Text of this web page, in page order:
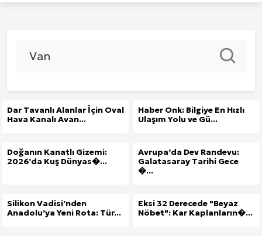
Dar Tavanlı Alanlar İçin Oval
Hava Kanalı Avan...
Haber Onk: Bilgiye En Hızlı
Ulaşım Yolu ve Gü...
Doğanın Kanatlı Gizemi:
2026’da Kuş Dünyas�...
Avrupa’da Dev Randevu:
Galatasaray Tarihi Gece
�...
Silikon Vadisi’nden
Anadolu’ya Yeni Rota: Tür...
Eksi 32 Derecede "Beyaz
Nöbet": Kar Kaplanların�...